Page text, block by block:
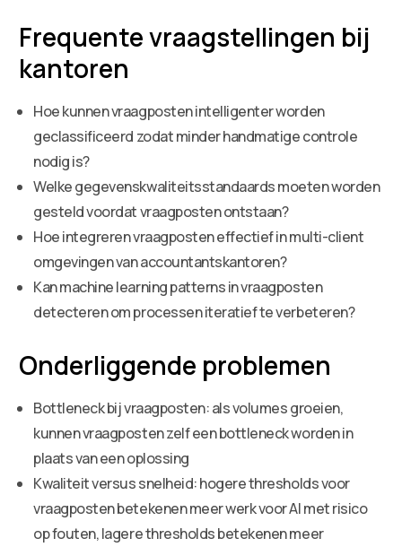
Frequente vraagstellingen bij
kantoren
Hoe kunnen vraagposten intelligenter worden
geclassificeerd zodat minder handmatige controle
nodig is?
Welke gegevenskwaliteitsstandaards moeten worden
gesteld voordat vraagposten ontstaan?
Hoe integreren vraagposten effectief in multi-client
omgevingen van accountantskantoren?
Kan machine learning patterns in vraagposten
detecteren om processen iteratief te verbeteren?
Onderliggende problemen
Bottleneck bij vraagposten: als volumes groeien,
kunnen vraagposten zelf een bottleneck worden in
plaats van een oplossing
Kwaliteit versus snelheid: hogere thresholds voor
vraagposten betekenen meer werk voor AI met risico
op fouten, lagere thresholds betekenen meer